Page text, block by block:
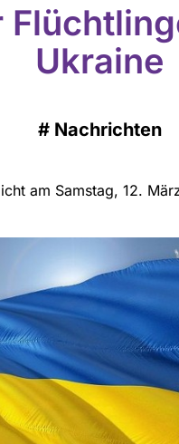
Ukraine
# Nachrichten
am Samstag, 12.